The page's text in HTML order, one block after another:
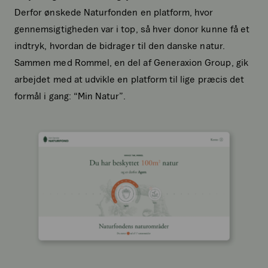
Derfor ønskede Naturfonden en platform, hvor
gennemsigtigheden var i top, så hver donor kunne få et
indtryk, hvordan de bidrager til den danske natur.
Sammen med Rommel, en del af Generaxion Group, gik
arbejdet med at udvikle en platform til lige præcis det
formål i gang: “Min Natur”.